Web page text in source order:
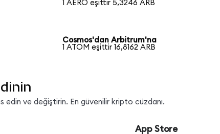
1 AERO eşittir 5,3246 ARB
Cosmos'dan Arbitrum'na
1 ATOM eşittir 16,8162 ARB
edin ve değiştirin. En güvenilir kripto cüzdanı.
App Store